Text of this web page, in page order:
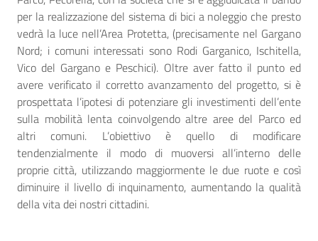
per la realizzazione del sistema di bici a noleggio che presto
vedrà la luce nell’Area Protetta, (precisamente nel Gargano
Nord; i comuni interessati sono Rodi Garganico, Ischitella,
Vico del Gargano e Peschici). Oltre aver fatto il punto ed
avere verificato il corretto avanzamento del progetto, si è
prospettata l’ipotesi di potenziare gli investimenti dell’ente
sulla mobilità lenta coinvolgendo altre aree del Parco ed
altri comuni. L’obiettivo è quello di modificare
tendenzialmente il modo di muoversi all’interno delle
proprie città, utilizzando maggiormente le due ruote e così
diminuire il livello di inquinamento, aumentando la qualità
della vita dei nostri cittadini.